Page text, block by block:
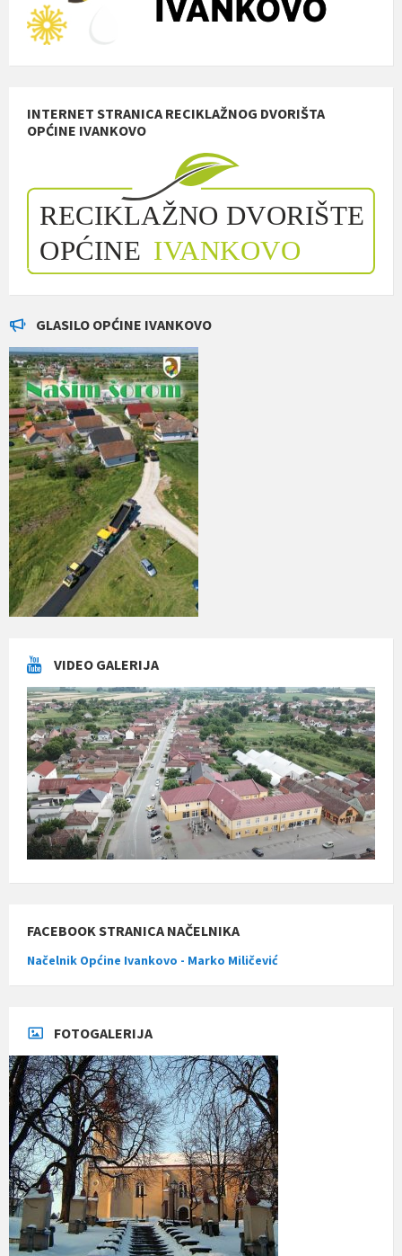
INTERNET STRANICA RECIKLAŽNOG DVORIŠTA
OPĆINE IVANKOVO
GLASILO OPĆINE IVANKOVO
VIDEO GALERIJA
FACEBOOK STRANICA NAČELNIKA
Načelnik Općine Ivankovo - Marko Miličević
FOTOGALERIJA